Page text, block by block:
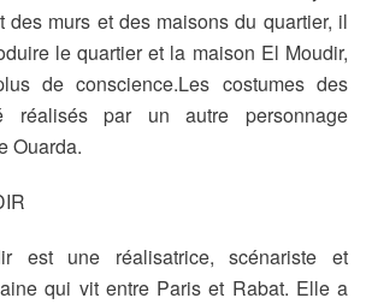
des murs et des maisons du quartier, il
le quartier et la maison El Moudir,
de conscience.Les costumes des
réalisés par un autre personnage
Ouarda.
est une réalisatrice, scénariste et
qui vit entre Paris et Rabat. Elle a